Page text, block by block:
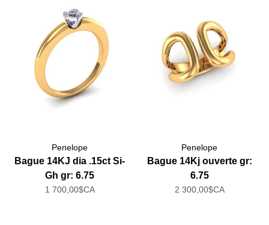
Penelope
Bague 14KJ dia .15ct Si-
Gh gr: 6.75
1 700,00$CA
Penelope
Bague 14Kj ouverte gr:
6.75
2 300,00$CA